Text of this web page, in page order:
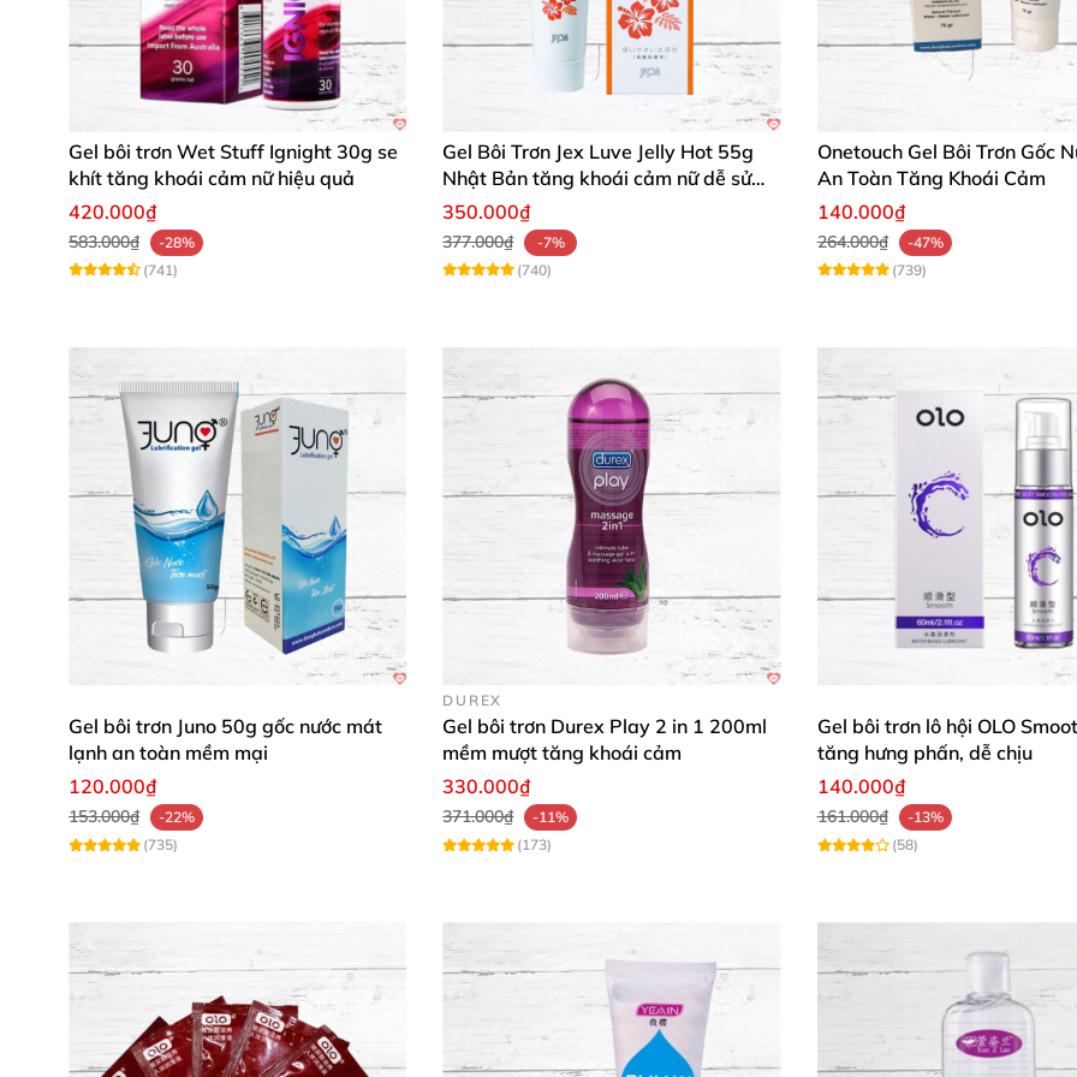
Gel bôi trơn Wet Stuff Ignight 30g se
khít tăng khoái cảm nữ hiệu quả
420.000₫
583.000₫
-28%
(741)
Gel Bôi Trơn Jex Luve Jelly Hot 55g
Nhật Bản tăng khoái cảm nữ dễ sử
dụng
350.000₫
377.000₫
-7%
(740)
Onetouch Gel Bôi Trơn Gốc
An Toàn Tăng Khoái Cảm
140.000₫
264.000₫
-47%
(739)
Gel bôi trơn Juno 50g gốc nước mát
lạnh an toàn mềm mại
120.000₫
153.000₫
-22%
(735)
DUREX
Gel bôi trơn Durex Play 2 in 1 200ml
mềm mượt tăng khoái cảm
330.000₫
371.000₫
-11%
(173)
Gel bôi trơn lô hội OLO
tăng hưng phấn, dễ chịu
140.000₫
161.000₫
-13%
(58)